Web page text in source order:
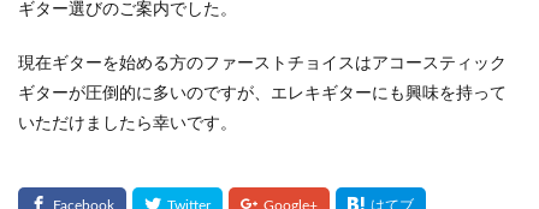
ギター選びのご案内でした。
現在ギターを始める方のファーストチョイスはアコースティック
ギターが圧倒的に多いのですが、エレキギターにも興味を持って
いただけましたら幸いです。